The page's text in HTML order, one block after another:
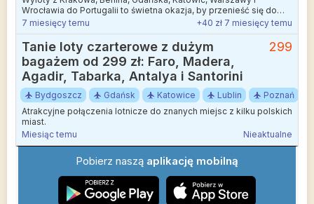
Wrocławia do Portugalii to świetna okazja, by przenieść się do
niezwykłego zakątka świata – malowniczego São Vicente na
Maderze. To miejsce, gdzie natura spotyka się z spokojem, a
codzienny pośpiech zamienia się w przyjemną relaksującą rutynę.
7 miesięcy temu +40 zł 7 miesięcy temu
Tanie loty czarterowe z dużym
bagażem od 299 zł: Faro, Madera,
Agadir, Tabarka, Antalya i Santorini
299
Bydgoszcz Gdańsk Katowice Lublin
Poznań
Atrakcyjne połączenia lotnicze do znanych miejsc z kilku polskich
miast.
Miesiąc temu
Nieaktualne
Pobierz naszą aplikację mobilną